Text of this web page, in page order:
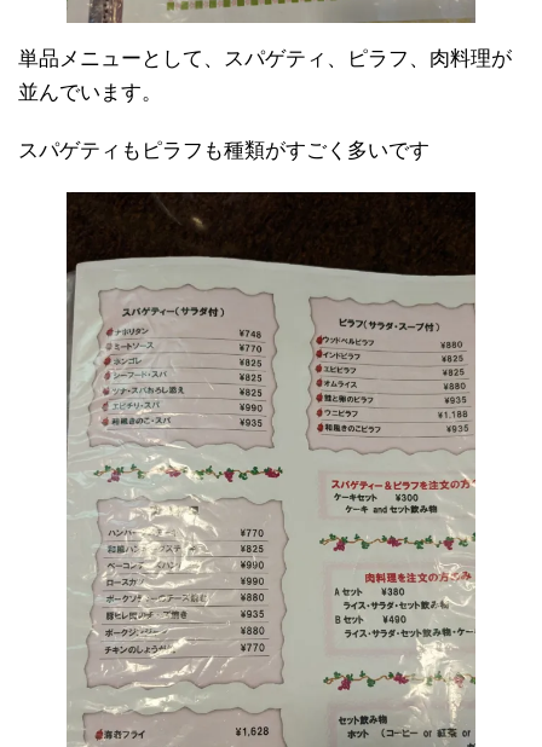
単品メニューとして、スパゲティ、ピラフ、肉料理が
並んでいます。
スパゲティもピラフも種類がすごく多いです